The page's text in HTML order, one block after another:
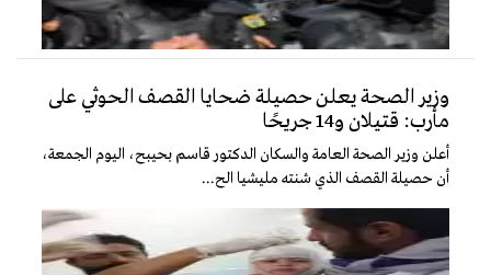
وزير الصحة يعلن حصيلة ضحايا القصف الحوثي على
مأرب: قتيلان و14 جريحًا
أعلن وزير الصحة العامة والسكان الدكتور قاسم بحيبح، اليوم الجمعة،
أن حصيلة القصف الذي شنته مليشيا الح...